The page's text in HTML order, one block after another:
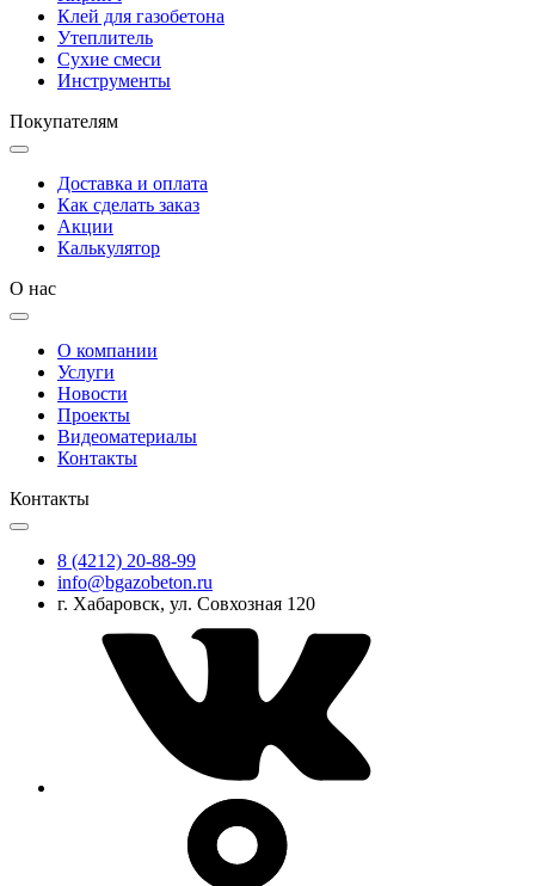
Клей для газобетона
Утеплитель
Сухие смеси
Инструменты
Покупателям
Доставка и оплата
Как сделать заказ
Акции
Калькулятор
О нас
О компании
Услуги
Новости
Проекты
Видеоматериалы
Контакты
Контакты
8 (4212) 20-88-99
info@bgazobeton.ru
г. Хабаровск, ул. Совхозная 120